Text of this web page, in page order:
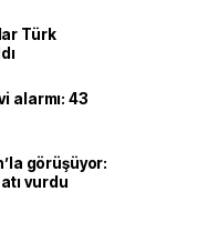
Türk
alarmı: 43
görüşüyor:
vurdu